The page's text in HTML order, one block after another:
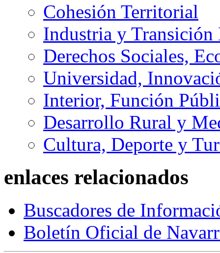
Cohesión Territorial
Industria y
Derechos Sociales,
Universidad,
Interior, Función
Desarrollo Rural y
Cultura, Deporte y
enlaces relacionados
Buscadores de
Boletín Oficial de